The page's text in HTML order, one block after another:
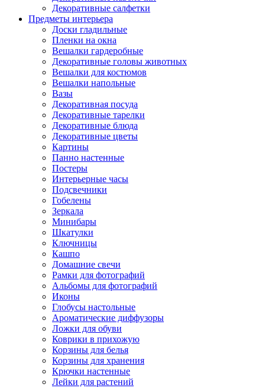
Декоративные салфетки
Предметы интерьера
Доски гладильные
Пленки на окна
Вешалки гардеробные
Декоративные головы животных
Вешалки для костюмов
Вешалки напольные
Вазы
Декоративная посуда
Декоративные тарелки
Декоративные блюда
Декоративные цветы
Картины
Панно настенные
Постеры
Интерьерные часы
Подсвечники
Гобелены
Зеркала
Минибары
Шкатулки
Ключницы
Кашпо
Домашние свечи
Рамки для фотографий
Альбомы для фотографий
Иконы
Глобусы настольные
Ароматические диффузоры
Ложки для обуви
Коврики в прихожую
Корзины для белья
Корзины для хранения
Крючки настенные
Лейки для растений